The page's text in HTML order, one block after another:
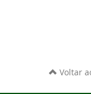
Voltar